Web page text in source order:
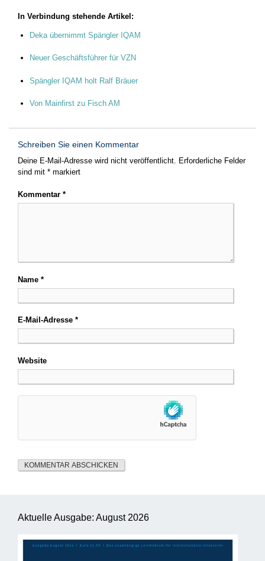
In Verbindung stehende Artikel:
Deka übernimmt Spängler IQAM
Neuer Geschäftsführer für VZN
Spängler IQAM holt Ralf Bräuer
Von Mainfirst zu Fisch AM
Schreiben Sie einen Kommentar
Deine E-Mail-Adresse wird nicht veröffentlicht. Erforderliche Felder
sind mit * markiert
Kommentar *
Name *
E-Mail-Adresse *
Website
Aktuelle Ausgabe: August 2026